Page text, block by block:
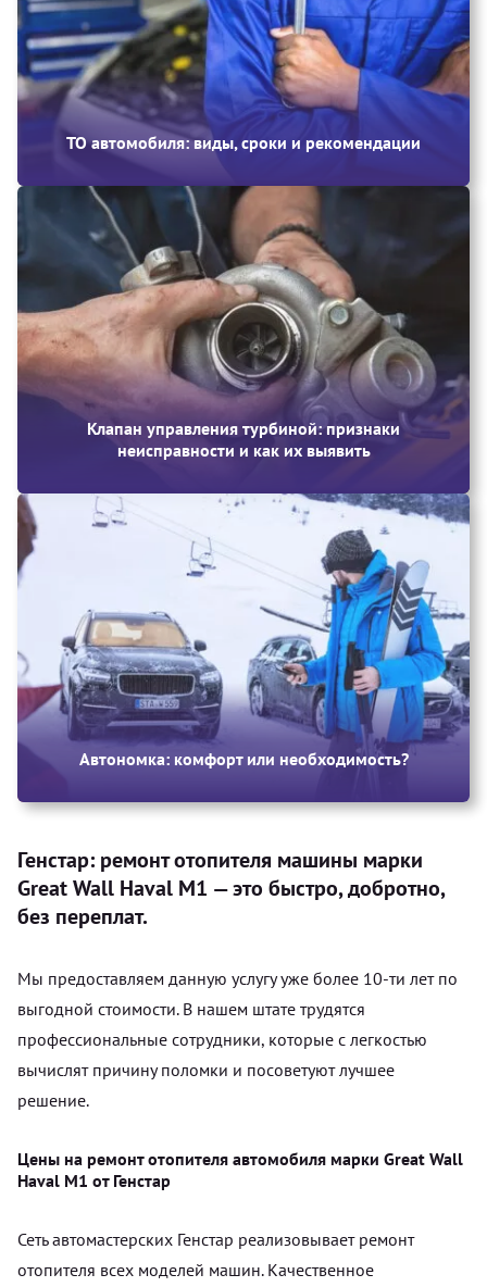
ТО автомобиля: виды, сроки и рекомендации
Клапан управления турбиной: признаки
неисправности и как их выявить
Автономка: комфорт или необходимость?
Генстар: ремонт отопителя машины марки
Great Wall Haval M1 — это быстро, добротно,
без переплат.
Мы предоставляем данную услугу уже более 10-ти лет по
выгодной стоимости. В нашем штате трудятся
профессиональные сотрудники, которые с легкостью
вычислят причину поломки и посоветуют лучшее
решение.
Цены на ремонт отопителя автомобиля марки Great Wall
Haval M1 от Генстар
Сеть автомастерских Генстар реализовывает ремонт
отопителя всех моделей машин. Качественное